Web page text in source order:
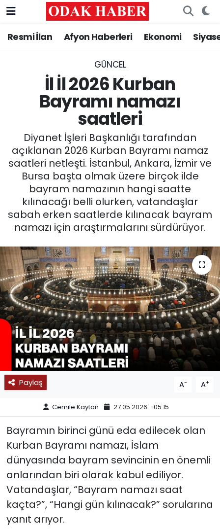
Resmi İlan Afyon Haberleri Ekonomi
GÜNCEL
İl İl 2026 Kurban
Bayramı namazı
saatleri
Diyanet İşleri Başkanlığı tarafından
açıklanan 2026 Kurban Bayramı namaz
saatleri netleşti. İstanbul, Ankara, İzmir ve
Bursa başta olmak üzere birçok ilde
bayram namazının hangi saatte
kılınacağı belli olurken, vatandaşlar
sabah erken saatlerde kılınacak bayram
namazı için araştırmalarını sürdürüyor.
Paylaş A- A+
Cemile Kaytan 27.05.2026 - 05:15
Bayramın birinci günü eda edilecek olan
Kurban Bayramı namazı, İslam
dünyasında bayram sevincinin en önemli
anlarından biri olarak kabul ediliyor.
Vatandaşlar, “Bayram namazı saat
kaçta?”, “Hangi gün kılınacak?” sorularına
yanıt arıyor.
AFYONKARAHİSAR HABERLERİ
ASAYİŞ
SİYASET
EĞİTİM
MAGAZİN
SAĞLIK
11:11 MANŞET
Nöbetçi Eczaneler
Trafik Durumu
Süper Lig Puan Durumu ve Fikstür
Tüm Manşetler
Son Dakika Haberleri
Haber Arşivi